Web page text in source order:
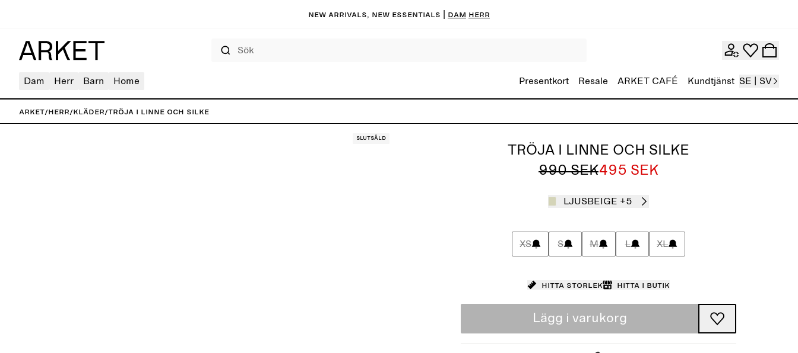
New arrivals, new essentials | Dam Herr
Dam Herr Barn Home Presentkort Resale ARKET CAFÉ Kundtjänst SE | SV
ARKET/Herr/Kläder/Tröja i linne och silke
Slutsåld
TRÖJA I LINNE OCH SILKE
990 SEK495 SEK
LJUSBEIGE +5
XS S M L XL
Hitta storlek Hitta i butik
Lägg i varukorg